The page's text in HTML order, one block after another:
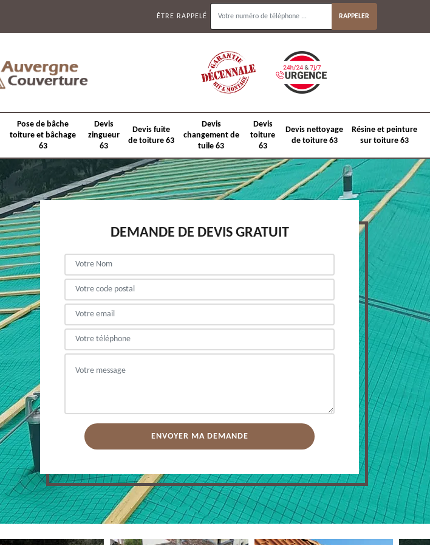
ÊTRE RAPPELÉ
Pose de bâche
toiture et bâchage
63
Devis
zingueur
63
Devis fuite
de toiture 63
Devis
changement de
tuile 63
Devis
toiture
63
Devis nettoyage
de toiture 63
Résine et peinture
sur toiture 63
DEMANDE DE DEVIS GRATUIT